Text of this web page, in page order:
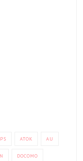
ATOK AU
DOCOMO